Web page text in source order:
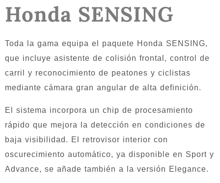
Honda SENSING
Toda la gama equipa el paquete Honda SENSING,
que incluye asistente de colisión frontal, control de
carril y reconocimiento de peatones y ciclistas
mediante cámara gran angular de alta definición.
El sistema incorpora un chip de procesamiento
rápido que mejora la detección en condiciones de
baja visibilidad. El retrovisor interior con
oscurecimiento automático, ya disponible en Sport y
Advance, se añade también a la versión Elegance.